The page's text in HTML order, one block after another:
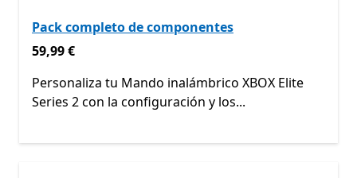
Pack completo de componentes
59,99 €
59,99 €
Personaliza tu Mando inalámbrico XBOX Elite
Series 2 con la configuración y los...